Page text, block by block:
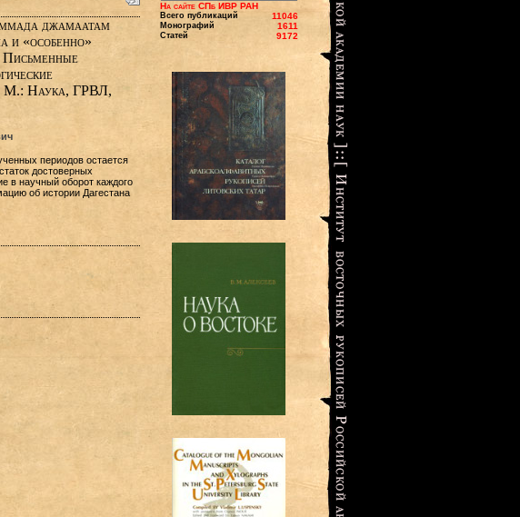
джамаатам
и «особенно»
М.: Наука, ГРВЛ,
периодов остается
достоверных
в научный оборот каждого
об истории Дагестана
На сайте СПб ИВР РАН
Всего публикаций 11046
Монографий 1611
Статей 9172